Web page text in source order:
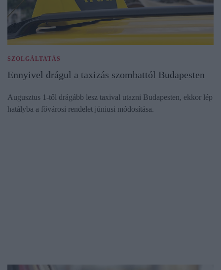
SZOLGÁLTATÁS
Ennyivel drágul a taxizás szombattól Budapesten
Augusztus 1-től drágább lesz taxival utazni Budapesten, ekkor lép
hatályba a fővárosi rendelet júniusi módosítása.